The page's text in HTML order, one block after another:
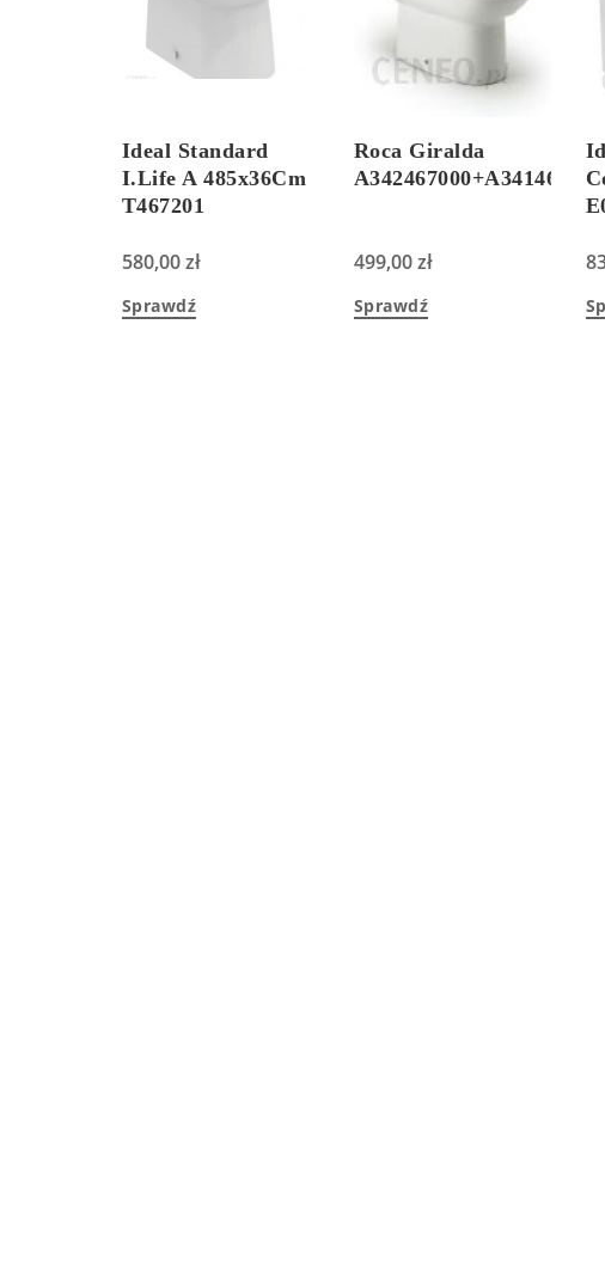
Ideal Standard
I.Life A 485x36Cm
T467201
580,00zł
Sprawdź
Roca Giralda
A342467000+A341467000
499,00zł
Sprawdź